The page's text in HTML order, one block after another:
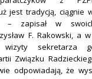
jest tradycją, ciągnie
– zapisał w
F. Rakowski, a
wizyty sekretarza
Związku
odpowiadają, że